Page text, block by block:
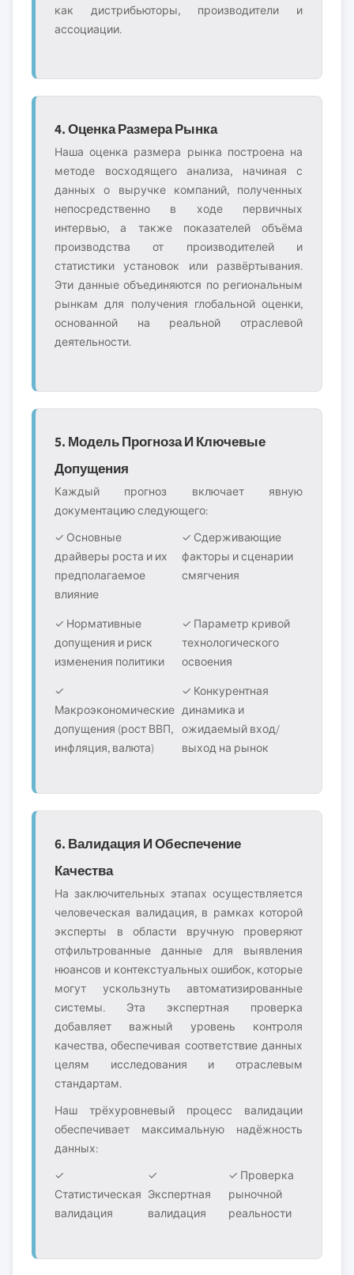
как дистрибьюторы, производители и
ассоциации.
4. Оценка Размера Рынка
Наша оценка размера рынка построена на
методе восходящего анализа, начиная с
данных о выручке компаний, полученных
непосредственно в ходе первичных
интервью, а также показателей объёма
производства от производителей и
статистики установок или развёртывания.
Эти данные объединяются по региональным
рынкам для получения глобальной оценки,
основанной на реальной отраслевой
деятельности.
5. Модель Прогноза И Ключевые
Допущения
Каждый прогноз включает явную
документацию следующего:
✓ Основные
драйверы роста и их
предполагаемое
влияние
✓ Сдерживающие
факторы и сценарии
смягчения
✓ Нормативные
допущения и риск
изменения политики
✓ Параметр кривой
технологического
освоения
✓
Макроэкономические
допущения (рост ВВП,
инфляция, валюта)
✓ Конкурентная
динамика и
ожидаемый вход/
выход на рынок
6. Валидация И Обеспечение
Качества
На заключительных этапах осуществляется
человеческая валидация, в рамках которой
эксперты в области вручную проверяют
отфильтрованные данные для выявления
нюансов и контекстуальных ошибок, которые
могут ускользнуть автоматизированные
системы. Эта экспертная проверка
добавляет важный уровень контроля
качества, обеспечивая соответствие данных
целям исследования и отраслевым
стандартам.
Наш трёхуровневый процесс валидации
обеспечивает максимальную надёжность
данных:
✓
Статистическая
валидация
✓
Экспертная
валидация
✓ Проверка
рыночной
реальности